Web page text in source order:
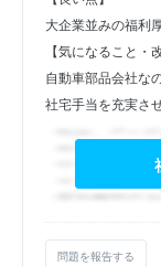
大企業並みの福利
【気になること・
自動車部品会社な
社宅手当を充実さ
問題を報告する